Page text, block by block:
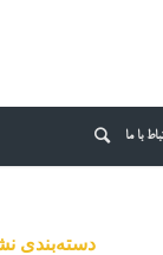
با ما
دسته‌بندی